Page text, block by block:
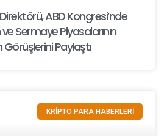
ABD Kongresi’nde
Sermaye Piyasalarının
Paylaştı
KRİPTO PARA HABERLERİ